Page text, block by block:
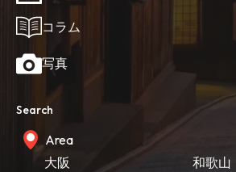
コラム
写真
Search
Area
大阪
和歌山